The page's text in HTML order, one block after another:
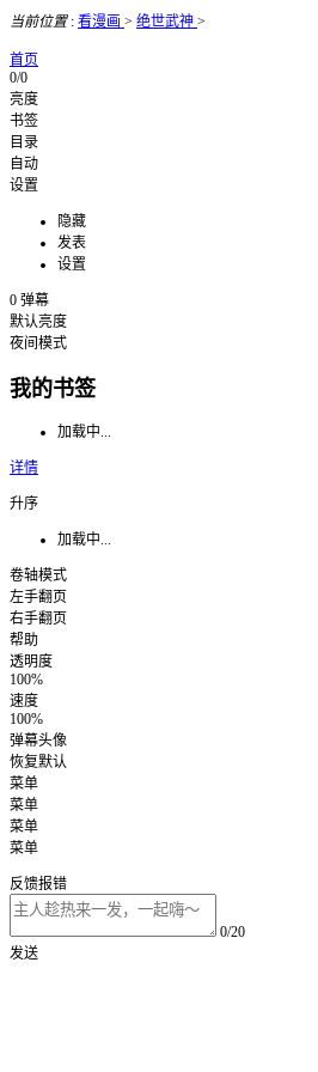
当前位置: 看漫画 > 绝世武神 >
首页
0/0
亮度
书签
目录
自动
设置
隐藏
发表
设置
0 弹幕
默认亮度
夜间模式
我的书签
加载中...
详情
升序
加载中...
卷轴模式
左手翻页
右手翻页
帮助
透明度
100%
速度
100%
弹幕头像
恢复默认
菜单
菜单
菜单
菜单
反馈报错
0/20
发送